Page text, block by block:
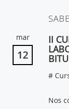
mar
12
II
#
Nos